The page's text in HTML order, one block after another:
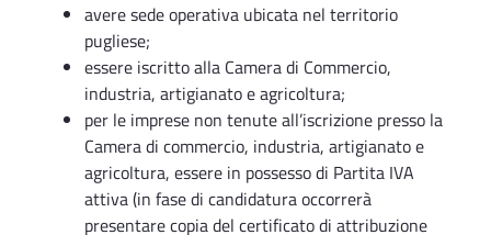
avere sede operativa ubicata nel territorio
pugliese;
essere iscritto alla Camera di Commercio,
industria, artigianato e agricoltura;
per le imprese non tenute all’iscrizione presso la
Camera di commercio, industria, artigianato e
agricoltura, essere in possesso di Partita IVA
attiva (in fase di candidatura occorrerà
presentare copia del certificato di attribuzione